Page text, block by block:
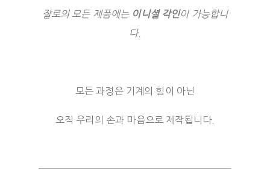
쟐로의 모든 제품에는 이니셜 각인이 가능합니
다.
모든 과정은 기계의 힘이 아닌
오직 우리의 손과 마음으로 제작됩니다.